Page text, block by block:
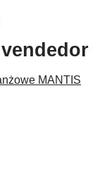
MANTIS